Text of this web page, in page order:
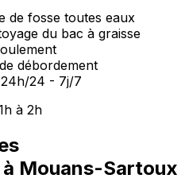
de fosse toutes eaux
du bac à graisse
débordement
24 - 7j/7
à 2h
Mouans-Sartoux